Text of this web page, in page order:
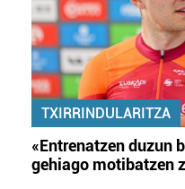
TXIRRINDULARITZA
«Entrenatzen duzun
gehiago motibatzen